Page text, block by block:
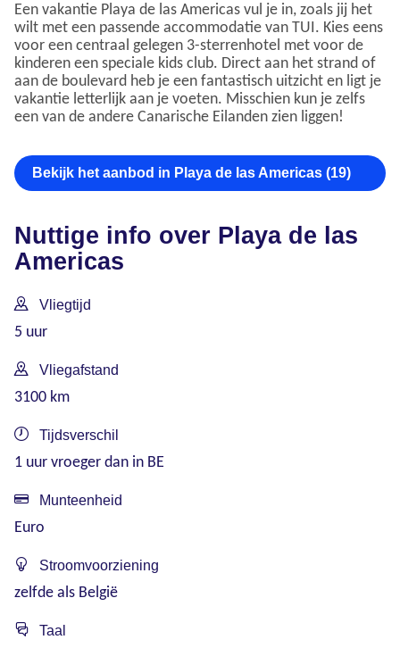
Een vakantie Playa de las Americas vul je in, zoals jij het
wilt met een passende accommodatie van TUI. Kies eens
voor een centraal gelegen 3-sterrenhotel met voor de
kinderen een speciale kids club. Direct aan het strand of
aan de boulevard heb je een fantastisch uitzicht en ligt je
vakantie letterlijk aan je voeten. Misschien kun je zelfs
een van de andere Canarische Eilanden zien liggen!
Bekijk het aanbod in Playa de las Americas (19)
Nuttige info over Playa de las
Americas
Vliegtijd
5 uur
Vliegafstand
3100 km
Tijdsverschil
1 uur vroeger dan in BE
Munteenheid
Euro
Stroomvoorziening
zelfde als België
Taal